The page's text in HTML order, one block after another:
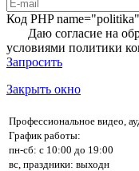
Код PHP
Даю согласие на
условиями политики
Запросить
Закрыть окно
Профессиональное видео,
График работы:
пн-сб: с 10:00 до 19:00
вс, праздники: выходн